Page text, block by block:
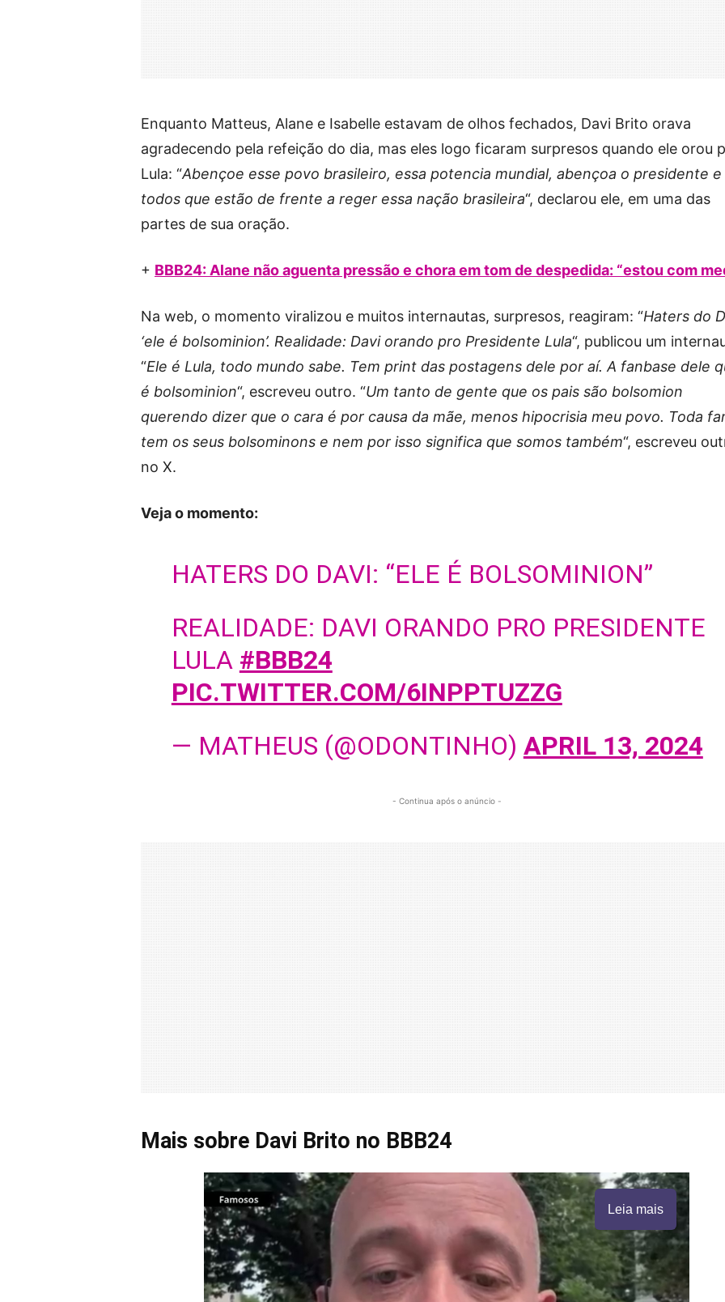
Enquanto Matteus, Alane e Isabelle estavam de olhos fechados, Davi Brito orava
agradecendo pela refeição do dia, mas eles logo ficaram surpresos quando ele orou
Lula: “Abençoe esse povo brasileiro, essa potencia mundial, abençoa o presidente e
todos que estão de frente a reger essa nação brasileira“, declarou ele, em uma das
partes de sua oração.
+ BBB24: Alane não aguenta pressão e chora em tom de despedida: “estou com
Na web, o momento viralizou e muitos internautas, surpresos, reagiram: “Haters do
‘ele é bolsominion’. Realidade: Davi orando pro Presidente Lula“, publicou um
“Ele é Lula, todo mundo sabe. Tem print das postagens dele por aí. A fanbase dele
é bolsominion“, escreveu outro. “Um tanto de gente que os pais são bolsomion
querendo dizer que o cara é por causa da mãe, menos hipocrisia meu povo. Toda
tem os seus bolsominons e nem por isso significa que somos também“, escreveu
no X.
Veja o momento:
HATERS DO DAVI: “ELE É BOLSOMINION”
REALIDADE: DAVI ORANDO PRO PRESIDENTE
LULA #BBB24
PIC.TWITTER.COM/6INPPTUZZG
— MATHEUS (@ODONTINHO) APRIL 13, 2024
- Continua após o anúncio -
Mais sobre Davi Brito no BBB24
Leia mais